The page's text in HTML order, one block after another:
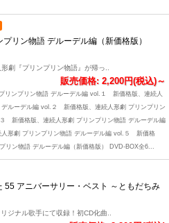
リン物語 デルーデル編（新価格版）
劇『プリンプリン物語』が帰っ..
販売価格: 2,200円(税込)～
リンプリン物語 デルーデル編 vol.１ 新価格版、連続人
デルーデル編 vol.２ 新価格版、連続人形劇 プリンプリン
新価格版、連続人形劇 プリンプリン物語 デルーデル編
形劇 プリンプリン物語 デルーデル編 vol.５ 新価格
リン物語 デルーデル編（新価格版） DVD-BOX全6...
55 アニバーサリー・ベスト ～ともだちみ
ジナル歌手にて収録！初CD化曲..